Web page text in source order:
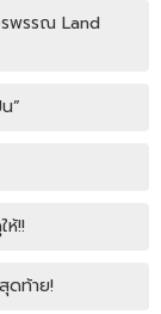
ณ Land
”
ห้!!
ดท้าย!